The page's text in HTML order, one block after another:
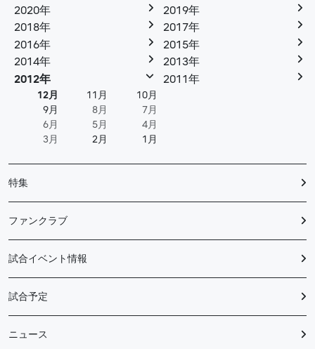
2020年
2019年
2018年
2017年
2016年
2015年
2014年
2013年
2012年
12月 11月
10月
9月
8月
7月
6月
5月
4月
3月
2月 1月
2011年
特集
ファンクラブ
試合イベント情報
試合予定
ニュース